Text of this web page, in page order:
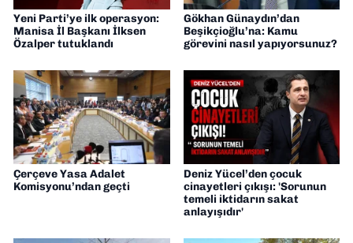
Yeni Parti’ye ilk operasyon:
Manisa İl Başkanı İlksen
Özalper tutuklandı
Gökhan Günaydın’dan
Beşikçioğlu’na: Kamu
görevini nasıl yapıyorsunuz?
Çerçeve Yasa Adalet
Komisyonu’ndan geçti
Deniz Yücel’den çocuk
cinayetleri çıkışı: 'Sorunun
temeli iktidarın sakat
anlayışıdır'